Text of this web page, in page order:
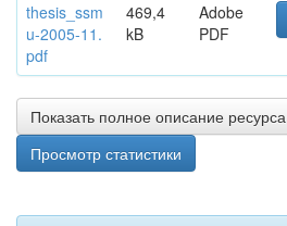
thesis_ssm
u-2005-11.
pdf
469,4
kB
Adobe
PDF
Показать полное описание ресурса
Просмотр статистики